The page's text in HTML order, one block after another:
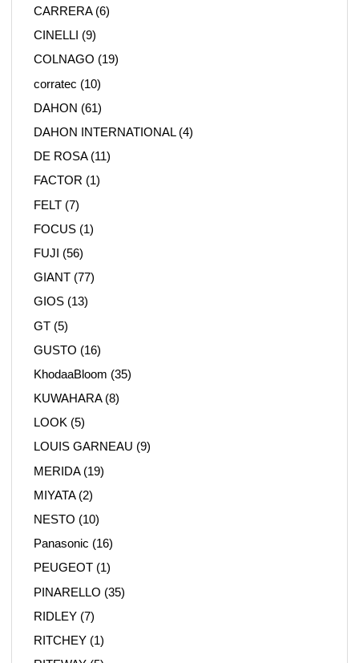
CARRERA(6)
CINELLI (9)
COLNAGO (19)
corratec (10)
DAHON (61)
DAHON INTERNATIONAL(4)
DE ROSA(11)
FACTOR (1)
FELT (7)
FOCUS (1)
FUJI (56)
GIANT (77)
GIOS (13)
GT (5)
GUSTO (16)
KhodaaBloom (35)
KUWAHARA(8)
LOOK (5)
LOUIS GARNEAU (9)
MERIDA(19)
MIYATA(2)
NESTO (10)
Panasonic (16)
PEUGEOT (1)
PINARELLO (35)
RIDLEY (7)
RITCHEY (1)